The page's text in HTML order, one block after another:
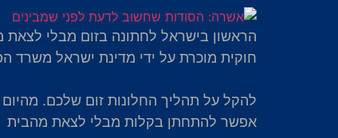
הראשון בישראל לחתונה בזום מבלי לצאת
חוקית מוכרת על ידי מדינת ישראל משרד
להקל על תהליך החלונות זום שלכם. מהיום
אפשר להתחתן בקלות מבלי לצאת מהבית